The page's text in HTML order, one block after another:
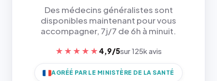
Des médecins généralistes sont
disponibles maintenant pour vous
accompagner, 7j/7 de 6h à minuit.
★★★★★ 4,9/5sur 125k avis
AGRÉÉ PAR LE MINISTÈRE DE LA SANTÉ